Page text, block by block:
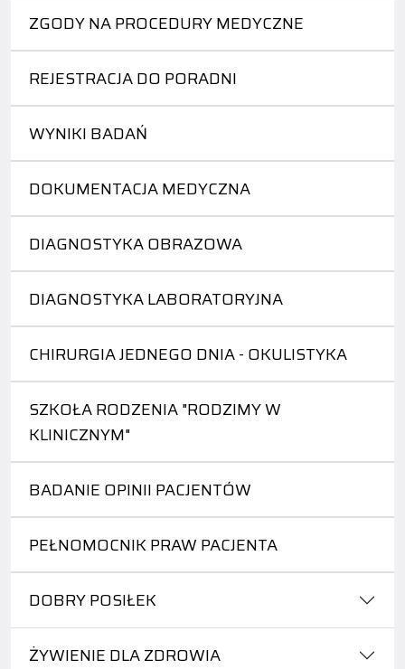
ZGODY NA PROCEDURY MEDYCZNE
REJESTRACJA DO PORADNI
WYNIKI BADAŃ
DOKUMENTACJA MEDYCZNA
DIAGNOSTYKA OBRAZOWA
DIAGNOSTYKA LABORATORYJNA
CHIRURGIA JEDNEGO DNIA - OKULISTYKA
SZKOŁA RODZENIA "RODZIMY W
KLINICZNYM"
BADANIE OPINII PACJENTÓW
PEŁNOMOCNIK PRAW PACJENTA
DOBRY POSIŁEK
ŻYWIENIE DLA ZDROWIA